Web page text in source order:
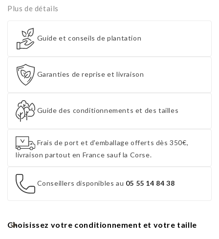
Plus de détails
Guide et conseils de plantation
Garanties de reprise et livraison
Guide des conditionnements et des tailles
Frais de port et d'emballage offerts dès 350€,
livraison partout en France sauf la Corse.
Conseillers disponibles au 05 55 14 84 38
Choisissez votre conditionnement et votre taille